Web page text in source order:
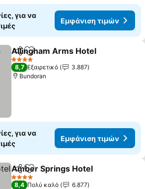
για να
Εμφάνιση τιμών
Κοινοποίηση
Προσθήκη στα αγαπημένα
Allingham Arms Hotel
4 Αστέρια
8,7 Εξαιρετικό
3.887
Bundoran
για να
Εμφάνιση τιμών
Κοινοποίηση
Προσθήκη στα αγαπημένα
Amber Springs Hotel
4 Αστέρια
8,4 Πολύ καλό
6.877